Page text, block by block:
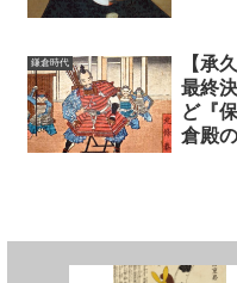
鎌倉時代
【承
最終
ど『
倉殿